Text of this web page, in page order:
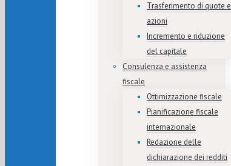
Trasferimento di quote e
azioni
Incremento e riduzione
del capitale
Consulenza e assistenza
fiscale
Ottimizzazione fiscale
Pianificazione fiscale
internazionale
Redazione delle
dichiarazione dei redditi